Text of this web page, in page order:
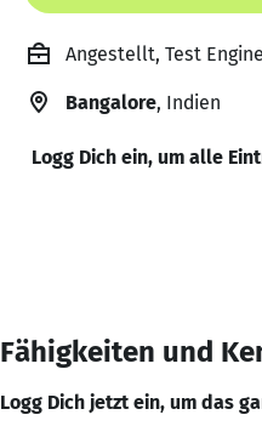
Angestellt, Test
Bangalore, Indien
Logg Dich ein, um alle
Fähigkeiten und
Logg Dich jetzt ein, um das